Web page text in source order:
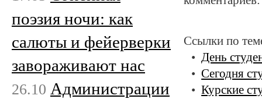
Ссылки по
День
Сегодня
Курские
поэзия ночи: как
салюты и фейерверки
завораживают нас
26.10 Администрации